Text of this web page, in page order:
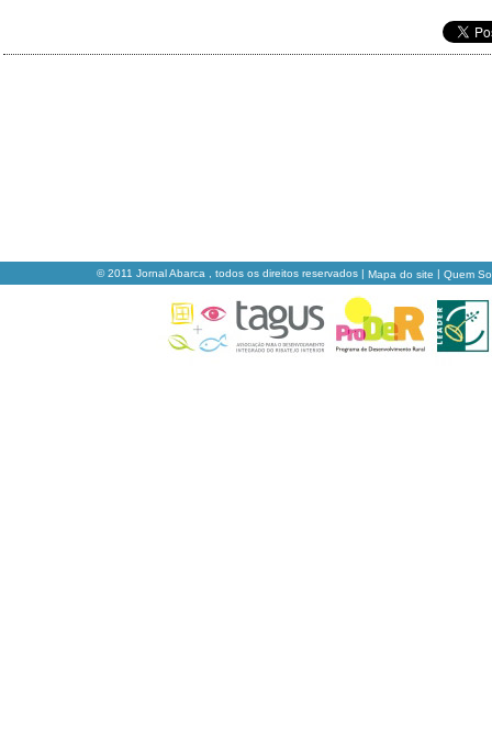
© 2011 Jornal Abarca , todos os direitos reservados | Mapa do site | Quem